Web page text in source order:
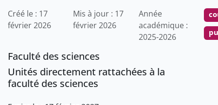
Créé le : 17
février 2026
Mis à jour : 17
février 2026
Année
académique :
2025-2026
Faculté des sciences
Unités directement rattachées à la
faculté des sciences